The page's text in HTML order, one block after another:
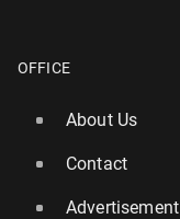
OFFICE
About Us
Contact
Advertisement